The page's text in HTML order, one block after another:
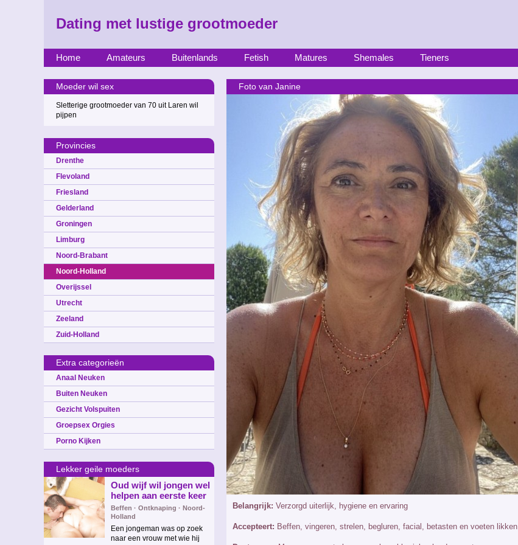
Dating met lustige grootmoeder
Home Amateurs Buitenlands Fetish Matures Shemales Tieners
Moeder wil sex
Sletterige grootmoeder van 70 uit Laren wil
pijpen
Provincies
Drenthe
Flevoland
Friesland
Gelderland
Groningen
Limburg
Noord-Brabant
Noord-Holland
Overijssel
Utrecht
Zeeland
Zuid-Holland
Extra categorieën
Anaal Neuken
Buiten Neuken
Gezicht Volspuiten
Groepsex Orgies
Porno Kijken
Lekker geile moeders
Oud wijf wil jongen wel
helpen aan eerste keer
Beffen · Ontknaping · Noord-
Holland
Een jongeman was op zoek
naar een vrouw met wie hij
Foto van Janine
Belangrijk: Verzorgd uiterlijk, hygiene en ervaring
Accepteert: Beffen, vingeren, strelen, begluren, facial, betasten en voeten likken